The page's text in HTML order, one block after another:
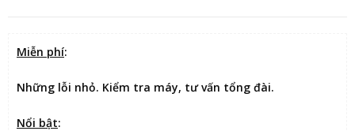
Miễn phí:
Những lỗi nhỏ. Kiểm tra máy, tư vấn tổng đài.
Nổi bật: